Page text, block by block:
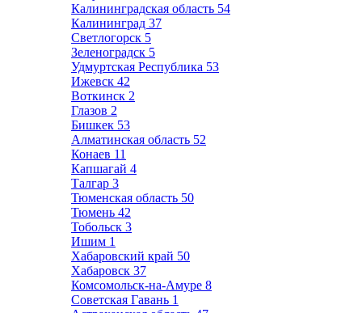
Калининградская область 54
Калининград 37
Светлогорск 5
Зеленоградск 5
Удмуртская Республика 53
Ижевск 42
Воткинск 2
Глазов 2
Бишкек 53
Алматинская область 52
Конаев 11
Капшагай 4
Талгар 3
Тюменская область 50
Тюмень 42
Тобольск 3
Ишим 1
Хабаровский край 50
Хабаровск 37
Комсомольск-на-Амуре 8
Советская Гавань 1